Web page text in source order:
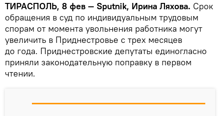
ТИРАСПОЛЬ, 8 фев — Sputnik, Ирина Ляхова. Срок
обращения в суд по индивидуальным трудовым
спорам от момента увольнения работника могут
увеличить в Приднестровье с трех месяцев
до года. Приднестровские депутаты единогласно
приняли законодательную поправку в первом
чтении.